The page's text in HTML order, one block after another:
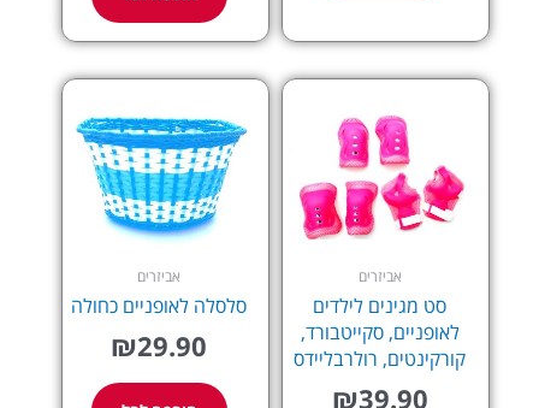
אביזרים
סט מגינים לילדים
לאופניים, סקייטבורד,
קורקינטים, רולרבליידס
₪39.90
אביזרים
סלסלה לאופניים כחולה
₪29.90